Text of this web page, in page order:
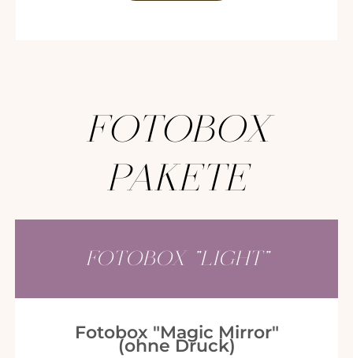
FOTOBOX
PAKETE
FOTOBOX "LIGHT"
Fotobox "Magic Mirror"
(ohne Druck)